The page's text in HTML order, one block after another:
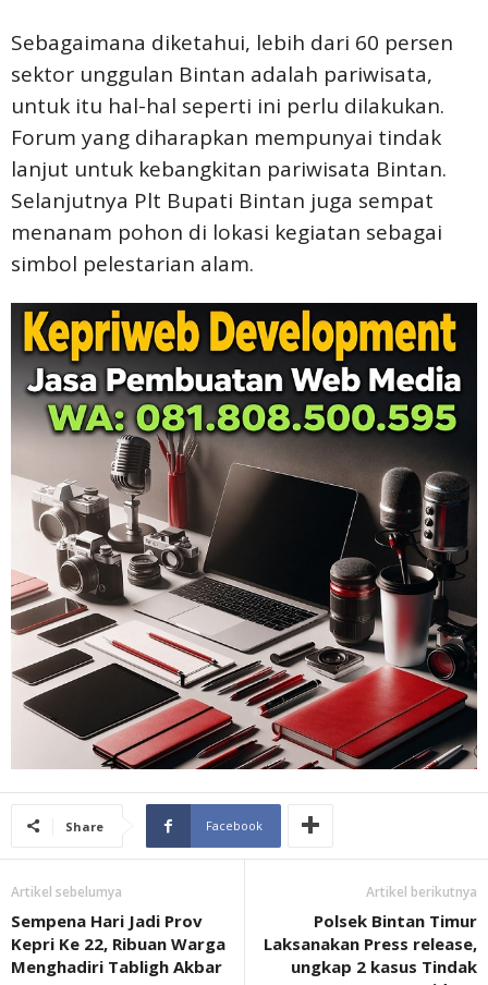
Sebagaimana diketahui, lebih dari 60 persen
sektor unggulan Bintan adalah pariwisata,
untuk itu hal-hal seperti ini perlu dilakukan.
Forum yang diharapkan mempunyai tindak
lanjut untuk kebangkitan pariwisata Bintan.
Selanjutnya Plt Bupati Bintan juga sempat
menanam pohon di lokasi kegiatan sebagai
simbol pelestarian alam.
Share Facebook
Artikel sebelumya
Sempena Hari Jadi Prov
Kepri Ke 22, Ribuan Warga
Menghadiri Tabligh Akbar
Artikel berikutnya
Polsek Bintan Timur
Laksanakan Press release,
ungkap 2 kasus Tindak